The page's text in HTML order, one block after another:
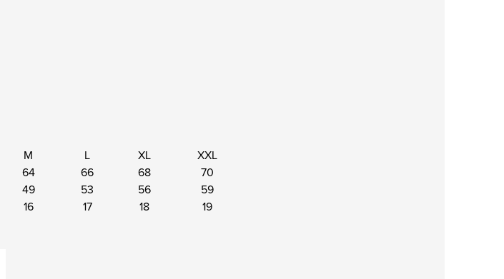
M L XL
XXL
64 66 68
70
49 53 56
59
16 17 18 19